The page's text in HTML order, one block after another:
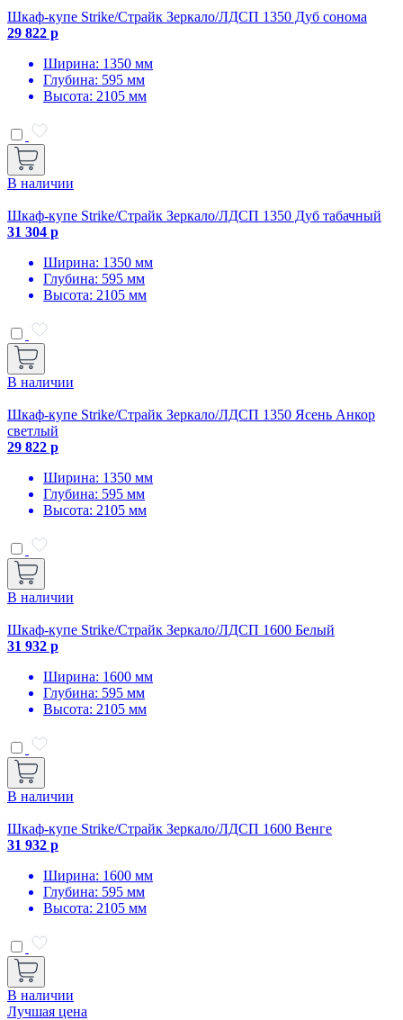
Шкаф-купе Strike/Страйк Зеркало/ЛДСП 1350 Дуб сонома
29 822 р
Ширина: 1350 мм
Глубина: 595 мм
Высота: 2105 мм
В наличии
Шкаф-купе Strike/Страйк Зеркало/ЛДСП 1350 Дуб табачный
31 304 р
Ширина: 1350 мм
Глубина: 595 мм
Высота: 2105 мм
В наличии
Шкаф-купе Strike/Страйк Зеркало/ЛДСП 1350 Ясень Анкор
светлый
29 822 р
Ширина: 1350 мм
Глубина: 595 мм
Высота: 2105 мм
В наличии
Шкаф-купе Strike/Страйк Зеркало/ЛДСП 1600 Белый
31 932 р
Ширина: 1600 мм
Глубина: 595 мм
Высота: 2105 мм
В наличии
Шкаф-купе Strike/Страйк Зеркало/ЛДСП 1600 Венге
31 932 р
Ширина: 1600 мм
Глубина: 595 мм
Высота: 2105 мм
В наличии
Лучшая цена